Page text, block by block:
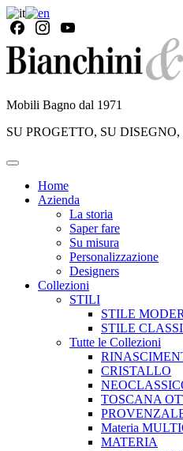
Mobili Bagno dal 1971
SU PROGETTO, SU
Home
Azienda
La storia
Saper fare
Su misura
Personalizzazione
Designers
Collezioni
STILI
STILE
STILE
Tutte le Collezioni
CRISTALLO
TOSCANA
Materia
MATERIA